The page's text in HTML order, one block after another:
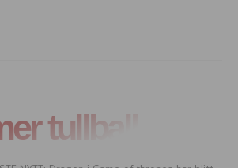
tullball